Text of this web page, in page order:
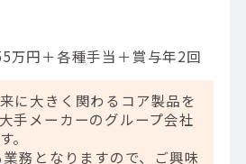
万円＋各種手当＋賞与年2回
に大きく関わるコア製品を
手メーカーのグループ会社
。
業務となりますので、ご興味